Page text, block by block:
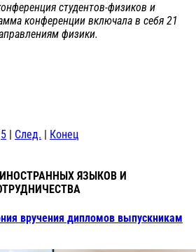
студентов-физиков и
конференции включала в себя 21
физики.
5 | След. | Конец
ЯЗЫКОВ И
вручения дипломов выпускникам